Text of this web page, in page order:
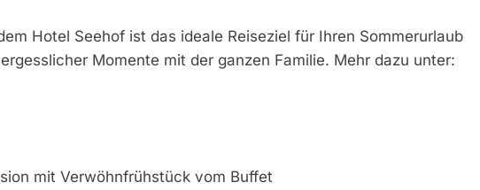
Hotel Seehof ist das ideale Reiseziel für Ihren Sommerurlaub
Momente mit der ganzen Familie. Mehr dazu unter:
mit Verwöhnfrühstück vom Buffet